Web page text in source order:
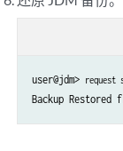
user@jdm> request
Backup